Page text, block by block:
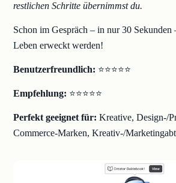
restlichen Schritte übernimmst du.
Schon im Gespräch – in nur 30 Sekunden
Leben erweckt werden!
Benutzerfreundlich: ⭐⭐⭐⭐⭐
Empfehlung: ⭐⭐⭐⭐⭐
Perfekt geeignet für:Kreative, Design-/
Commerce-Marken, Kreativ-/